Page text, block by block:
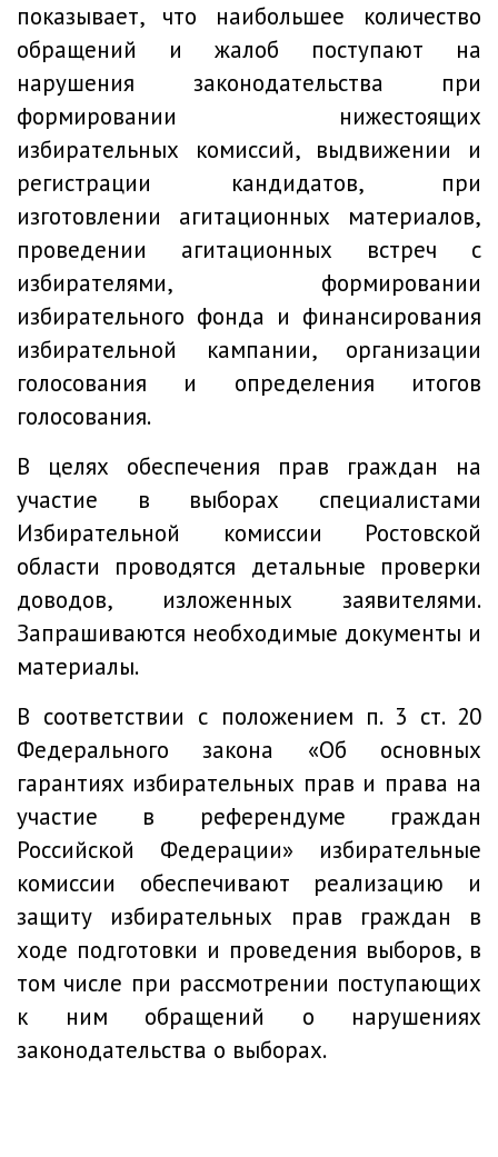
показывает, что наибольшее количество
обращений и жалоб поступают на
нарушения законодательства при
формировании нижестоящих
избирательных комиссий, выдвижении и
регистрации кандидатов, при
изготовлении агитационных материалов,
проведении агитационных встреч с
избирателями, формировании
избирательного фонда и финансирования
избирательной кампании, организации
голосования и определения итогов
голосования.
В целях обеспечения прав граждан на
участие в выборах специалистами
Избирательной комиссии Ростовской
области проводятся детальные проверки
доводов, изложенных заявителями.
Запрашиваются необходимые документы и
материалы.
В соответствии с положением п. 3 ст. 20
Федерального закона «Об основных
гарантиях избирательных прав и права на
участие в референдуме граждан
Российской Федерации» избирательные
комиссии обеспечивают реализацию и
защиту избирательных прав граждан в
ходе подготовки и проведения выборов, в
том числе при рассмотрении поступающих
к ним обращений о нарушениях
законодательства о выборах.